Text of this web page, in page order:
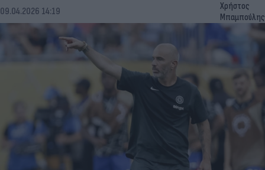
09.04.2026 14:19
Χρήστος
Μπαμπούλης